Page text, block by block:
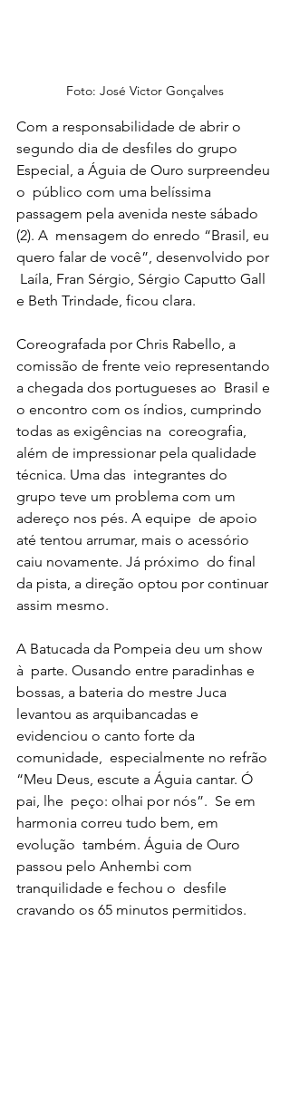
Foto: José Victor Gonçalves
Com a responsabilidade de abrir o
segundo dia de desfiles do grupo
Especial, a Águia de Ouro surpreendeu
o  público com uma belíssima
passagem pela avenida neste sábado
(2). A  mensagem do enredo “Brasil, eu
quero falar de você”, desenvolvido por
Laíla, Fran Sérgio, Sérgio Caputto Gall
e Beth Trindade, ficou clara.
Coreografada por Chris Rabello, a
comissão de frente veio representando
a chegada dos portugueses ao  Brasil e
o encontro com os índios, cumprindo
todas as exigências na  coreografia,
além de impressionar pela qualidade
técnica. Uma das  integrantes do
grupo teve um problema com um
adereço nos pés. A equipe  de apoio
até tentou arrumar, mais o acessório
caiu novamente. Já próximo  do final
da pista, a direção optou por continuar
assim mesmo.
A Batucada da Pompeia deu um show
à  parte. Ousando entre paradinhas e
bossas, a bateria do mestre Juca
levantou as arquibancadas e
evidenciou o canto forte da
comunidade,  especialmente no refrão
“Meu Deus, escute a Águia cantar. Ó
pai, lhe  peço: olhai por nós”.  Se em
harmonia correu tudo bem, em
evolução  também. Águia de Ouro
passou pelo Anhembi com
tranquilidade e fechou o  desfile
cravando os 65 minutos permitidos.